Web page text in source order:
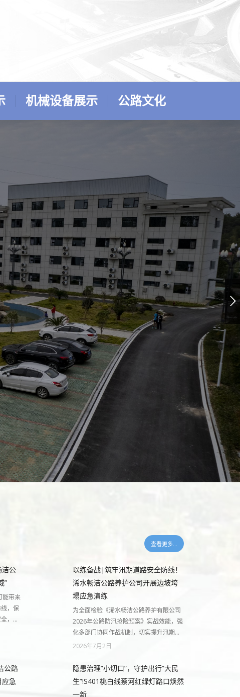
机械设备展示 公路文化
查看更多...
洁公
”
能带来
，保
全，…
以练备战|筑牢汛期道路安全防线！
浠水畅洁公路养护公司开展边坡垮
塌应急演练
为全面检验《浠水畅洁公路养护有限公司
2026年公路防汛抢险预案》实战效能，强
化多部门协同作战机制，切实提升汛期…
2026年7月2日
公路
急
隐患治理”小切口”，守护出行”大民
生”!S401桃白线蔡河红绿灯路口焕然
一新